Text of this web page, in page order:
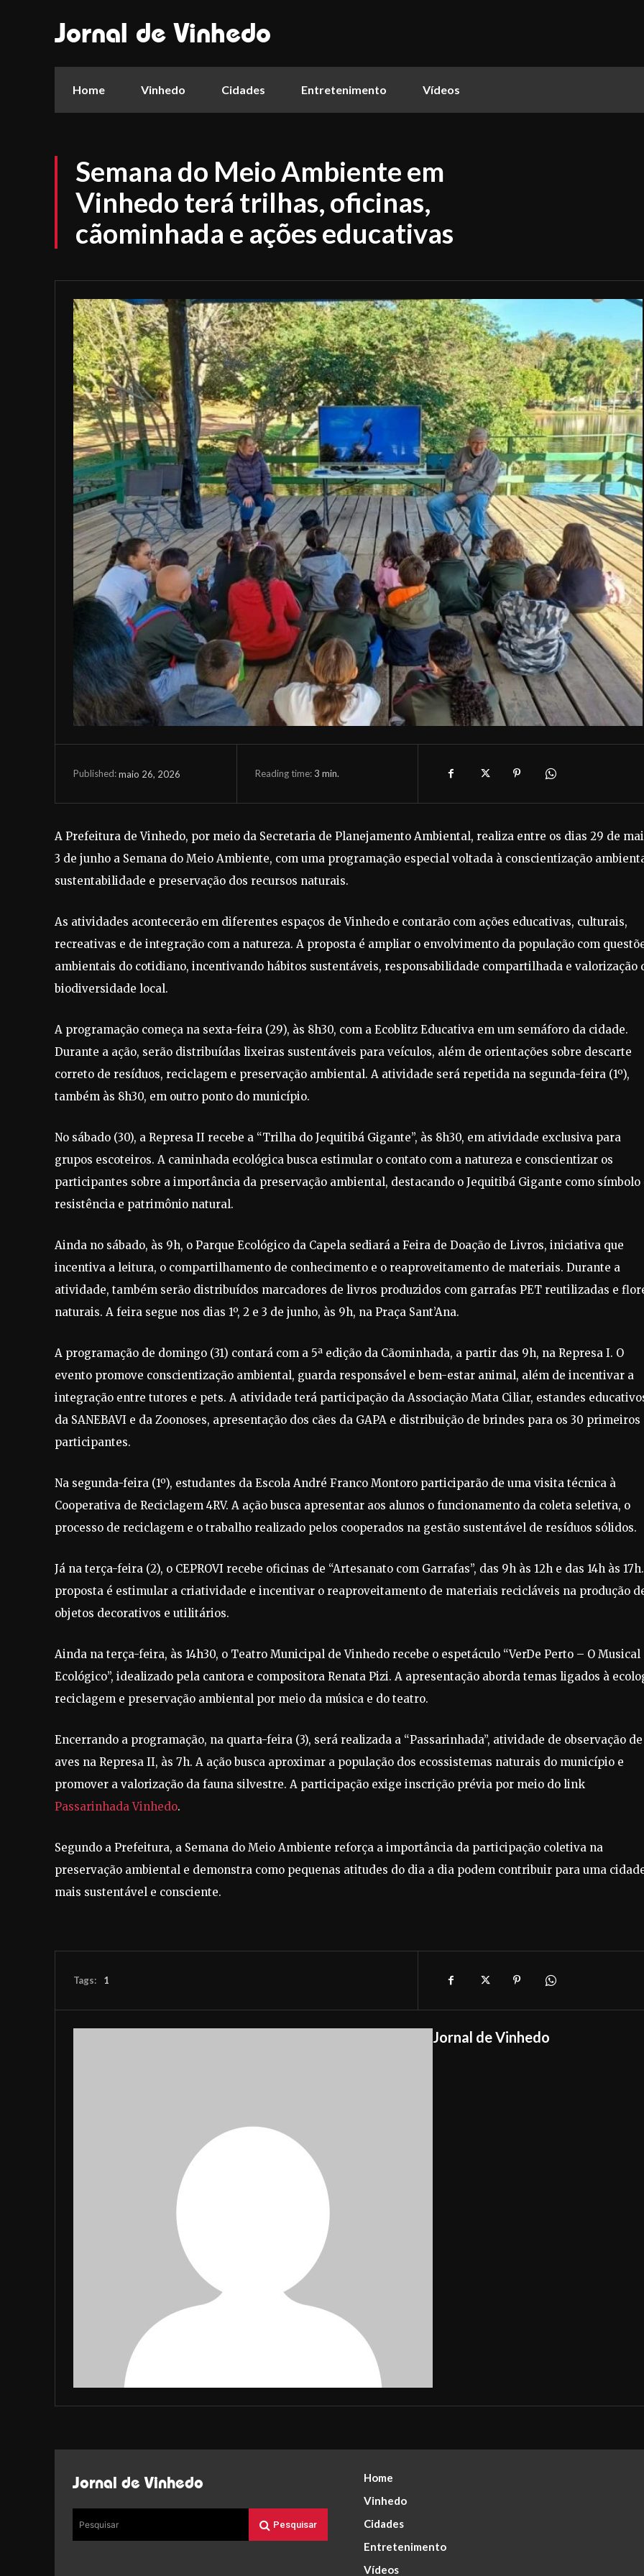
Jornal de Vinhedo
Home Vinhedo Cidades Entretenimento Vídeos
Semana do Meio Ambiente em
Vinhedo terá trilhas, oficinas,
cãominhada e ações educativas
Published:maio 26, 2026 Reading time:3 min.
A Prefeitura de Vinhedo, por meio da Secretaria de Planejamento Ambiental, realiza entre os dias 29 de
3 de junho a Semana do Meio Ambiente, com uma programação especial voltada à conscientização
sustentabilidade e preservação dos recursos naturais.
As atividades acontecerão em diferentes espaços de Vinhedo e contarão com ações educativas, culturais,
recreativas e de integração com a natureza. A proposta é ampliar o envolvimento da população com
ambientais do cotidiano, incentivando hábitos sustentáveis, responsabilidade compartilhada e valorização
biodiversidade local.
A programação começa na sexta-feira (29), às 8h30, com a Ecoblitz Educativa em um semáforo da cidade.
Durante a ação, serão distribuídas lixeiras sustentáveis para veículos, além de orientações sobre descarte
correto de resíduos, reciclagem e preservação ambiental. A atividade será repetida na segunda-feira (1º),
também às 8h30, em outro ponto do município.
No sábado (30), a Represa II recebe a “Trilha do Jequitibá Gigante”, às 8h30, em atividade exclusiva para
grupos escoteiros. A caminhada ecológica busca estimular o contato com a natureza e conscientizar os
participantes sobre a importância da preservação ambiental, destacando o Jequitibá Gigante como símbolo
resistência e patrimônio natural.
Ainda no sábado, às 9h, o Parque Ecológico da Capela sediará a Feira de Doação de Livros, iniciativa que
incentiva a leitura, o compartilhamento de conhecimento e o reaproveitamento de materiais. Durante a
atividade, também serão distribuídos marcadores de livros produzidos com garrafas PET reutilizadas e
naturais. A feira segue nos dias 1º, 2 e 3 de junho, às 9h, na Praça Sant’Ana.
A programação de domingo (31) contará com a 5ª edição da Cãominhada, a partir das 9h, na Represa I. O
evento promove conscientização ambiental, guarda responsável e bem-estar animal, além de incentivar a
integração entre tutores e pets. A atividade terá participação da Associação Mata Ciliar, estandes
da SANEBAVI e da Zoonoses, apresentação dos cães da GAPA e distribuição de brindes para os 30 primeiros
participantes.
Na segunda-feira (1º), estudantes da Escola André Franco Montoro participarão de uma visita técnica à
Cooperativa de Reciclagem 4RV. A ação busca apresentar aos alunos o funcionamento da coleta seletiva, o
processo de reciclagem e o trabalho realizado pelos cooperados na gestão sustentável de resíduos sólidos.
Já na terça-feira (2), o CEPROVI recebe oficinas de “Artesanato com Garrafas”, das 9h às 12h e das 14h às
proposta é estimular a criatividade e incentivar o reaproveitamento de materiais recicláveis na produção
objetos decorativos e utilitários.
Ainda na terça-feira, às 14h30, o Teatro Municipal de Vinhedo recebe o espetáculo “VerDe Perto – O Musical
Ecológico”, idealizado pela cantora e compositora Renata Pizi. A apresentação aborda temas ligados à
reciclagem e preservação ambiental por meio da música e do teatro.
Encerrando a programação, na quarta-feira (3), será realizada a “Passarinhada”, atividade de observação de
aves na Represa II, às 7h. A ação busca aproximar a população dos ecossistemas naturais do município e
promover a valorização da fauna silvestre. A participação exige inscrição prévia por meio do link
Passarinhada Vinhedo.
Segundo a Prefeitura, a Semana do Meio Ambiente reforça a importância da participação coletiva na
preservação ambiental e demonstra como pequenas atitudes do dia a dia podem contribuir para uma
mais sustentável e consciente.
Tags: 1
Jornal de Vinhedo
Jornal de Vinhedo
Pesquisar Pesquisar
Home
Vinhedo
Cidades
Entretenimento
Vídeos